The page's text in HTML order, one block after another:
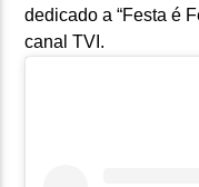
dedicado a “Festa é
canal TVI.